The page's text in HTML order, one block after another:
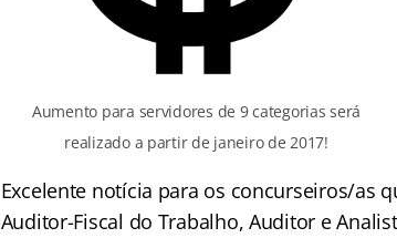
Aumento para servidores de 9 categorias será
realizado a partir de janeiro de 2017!
Excelente notícia para os concurseiros/as
Auditor-Fiscal do Trabalho, Auditor e